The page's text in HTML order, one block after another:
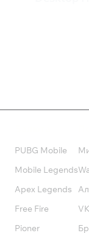
PUBG Mobile
Mobile Legends
Apex Legends
Free Fire
Pioner